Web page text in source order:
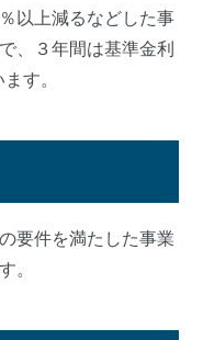
以上減るなどした事
、３年間は基準金利
す。
要件を満たした事業
。